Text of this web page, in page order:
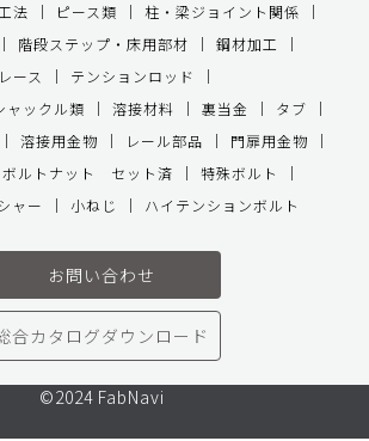
法 ピース類
柱・梁ジョイント関係
階段ステップ・床用部材
鋼材加工
ース
テンションロッド
ャックル類
溶接材料 裏当金
タブ
溶接用金物 レール部品
門扉用金物
ボルトナット セット済
特殊ボルト
ャー 小ねじ ハイテンションボルト
お問い合わせ
合カタログダウンロード
©2024 FabNavi